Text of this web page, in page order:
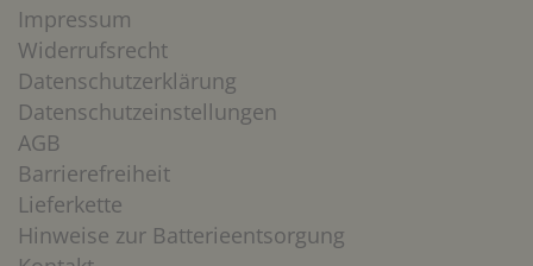
Impressum
Widerrufsrecht
Datenschutzerklärung
Datenschutzeinstellungen
AGB
Barrierefreiheit
Lieferkette
Hinweise zur Batterieentsorgung